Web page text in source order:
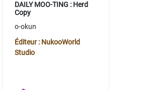
DAILY MOO-TING : Herd
Copy
o-okun
Éditeur : NukooWorld
Studio